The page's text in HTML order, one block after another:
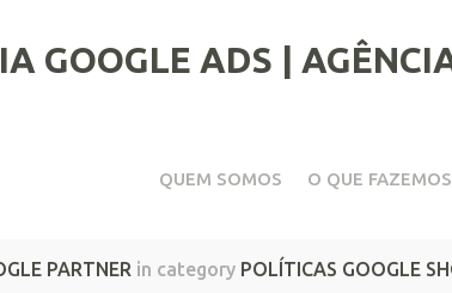
QUEM SOMOS O QUE FAZEMOS
Práticas para
PARTNER in category POLÍTICAS GOOGLE